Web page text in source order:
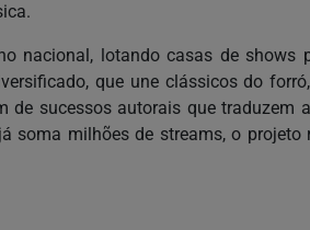
nacional, lotando casas de shows
que une clássicos do
de sucessos autorais que traduzem
soma milhões de streams, o projeto